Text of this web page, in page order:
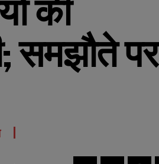
की
समझौते पर